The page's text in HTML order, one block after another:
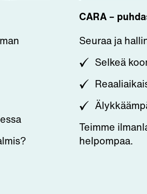
CARA –
Seuraa ja
Selkeä
Teimme
helpompaa.